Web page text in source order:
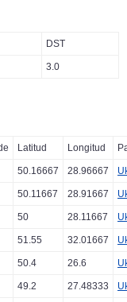
DST
3.0
Latitud Longitud
50.16667 28.96667
50.11667 28.91667
50 28.11667
51.55 32.01667
50.4 26.6
49.2 27.48333